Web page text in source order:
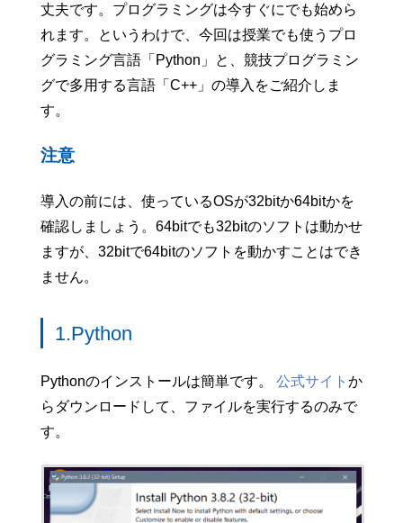
丈夫です。プログラミングは今すぐにでも始めら
れます。というわけで、今回は授業でも使うプロ
グラミング言語「Python」と、競技プログラミン
グで多用する言語「C++」の導入をご紹介しま
す。
注意
導入の前には、使っているOSが32bitか64bitかを
確認しましょう。64bitでも32bitのソフトは動かせ
ますが、32bitで64bitのソフトを動かすことはでき
ません。
1.Python
Pythonのインストールは簡単です。 公式サイト か
らダウンロードして、ファイルを実行するのみで
す。